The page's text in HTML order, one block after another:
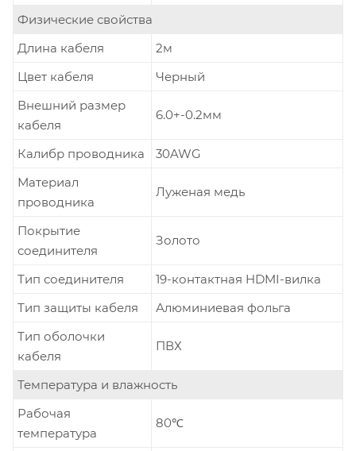
Физические свойства
Длина кабеля
2м
Цвет кабеля
Черный
Внешний размер
кабеля
6.0+-0.2мм
Калибр проводника
30AWG
Материал
проводника
Луженая медь
Покрытие
соединителя
Золото
Тип соединителя
19-контактная HDMI-вилка
Тип защиты кабеля
Алюминиевая фольга
Тип оболочки
кабеля
ПВХ
Температура и влажность
Рабочая
температура
80℃